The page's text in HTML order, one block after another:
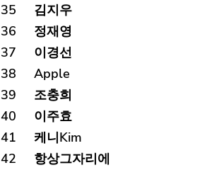
35
김지우
36
정재영
37
이경선
38
Apple
39
조충희
40
이주효
41
케니Kim
42
항상그자리에